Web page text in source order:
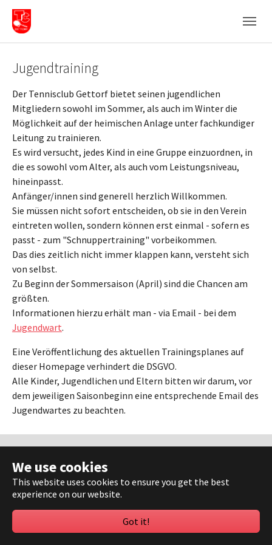
We use cookies
This website uses cookies to ensure you get the best
experience on our website.
Got it!
Skip to main navigation
Skip to main content
Skip to page footer
Jugendtraining
Der Tennisclub Gettorf bietet seinen jugendlichen
Mitgliedern sowohl im Sommer, als auch im Winter die
Möglichkeit auf der heimischen Anlage unter fachkundiger
Leitung zu trainieren.
Es wird versucht, jedes Kind in eine Gruppe einzuordnen, in
die es sowohl vom Alter, als auch vom Leistungsniveau,
hineinpasst.
Anfänger/innen sind generell herzlich Willkommen.
Sie müssen nicht sofort entscheiden, ob sie in den Verein
eintreten wollen, sondern können erst einmal - sofern es
passt - zum "Schnuppertraining" vorbeikommen.
Das dies zeitlich nicht immer klappen kann, versteht sich
von selbst.
Zu Beginn der Sommersaison (April) sind die Chancen am
größten.
Informationen hierzu erhält man - via Email - bei dem
Jugendwart.
Eine Veröffentlichung des aktuellen Trainingsplanes auf
dieser Homepage verhindert die DSGVO.
Alle Kinder, Jugendlichen und Eltern bitten wir darum, vor
dem jeweiligen Saisonbeginn eine entsprechende Email des
Jugendwartes zu beachten.
Datenschutz
Sponsoren